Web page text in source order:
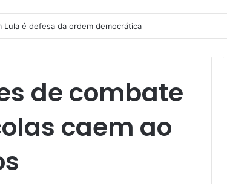
solidariedade ao povo venezuelano
de combate
caem ao